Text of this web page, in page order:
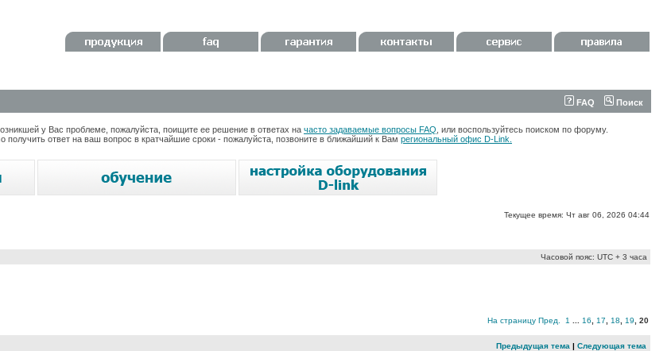
FAQ Поиск
у Вас проблеме, пожалуйста, поищите ее решение в ответах на часто задаваемые вопросы FAQ , или воспользуйтесь поиском по форуму.
ответ на ваш вопрос в кратчайшие сроки - пожалуйста, позвоните в ближайший к Вам региональный офис D-Link.
Текущее время: Чт авг 06, 2026 04:44
Часовой пояс: UTC + 3 часа
На страницу Пред. 1 16 17 18 19 20
Предыдущая тема | Следующая тема